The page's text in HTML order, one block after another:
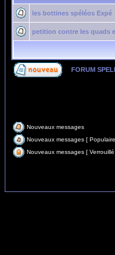
les bottines spéléos Expé
petition contre les quads
FORUM
Nouveaux messages
Nouveaux messages [
Nouveaux messages [ Verrouillé